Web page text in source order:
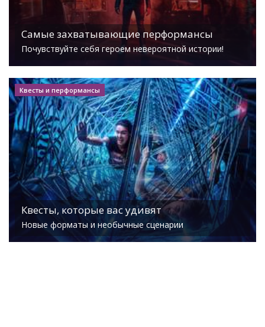
Самые захватывающие перформансы
Почувствуйте себя героем невероятной истории!
Квесты и перформансы
Квесты, которые вас удивят
Новые форматы и необычные сценарии